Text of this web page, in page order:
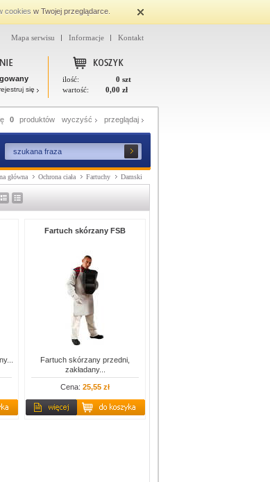
cookies w Twojej przeglądarce.
Mapa serwisu Informacje Kontakt
ilość:
0 szt
wartość:
0,00 zł
się
0 produktów wyczyść przeglądaj
główna Ochrona ciała Fartuchy Damski
Fartuch skórzany FSB
Fartuch skórzany przedni,
zakładany...
Cena: 25,55 zł